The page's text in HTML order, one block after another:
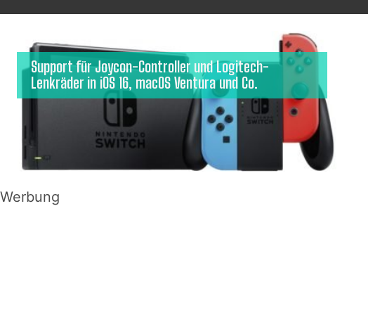
Support für Joycon-Controller und Logitech-
Lenkräder in iOS 16, macOS Ventura und Co.
Werbung